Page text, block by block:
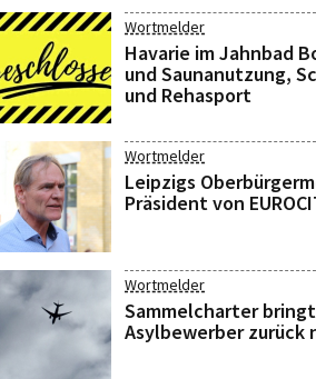
Wortmelder
Havarie im Jahnbad
und Saunanutzung,
und Rehasport
Wortmelder
Leipzigs
Präsident von
Wortmelder
Sammelcharter
Asylbewerber zurück